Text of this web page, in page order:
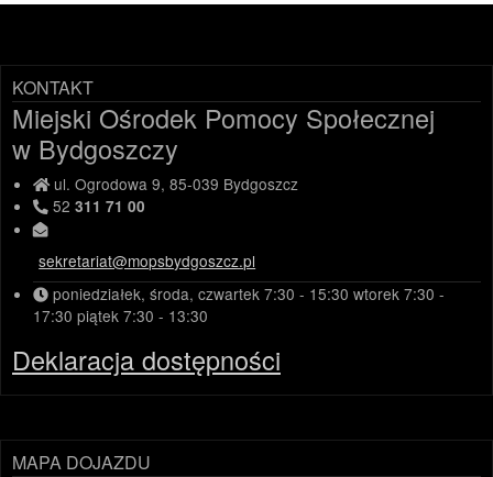
KONTAKT
Miejski Ośrodek Pomocy Społecznej
w Bydgoszczy
ul. Ogrodowa 9, 85-039 Bydgoszcz
52311 71 00
sekretariat@mopsbydgoszcz.pl
poniedziałek, środa, czwartek 7:30 - 15:30 wtorek 7:30 -
17:30 piątek 7:30 - 13:30
Deklaracja dostępności
MAPA DOJAZDU